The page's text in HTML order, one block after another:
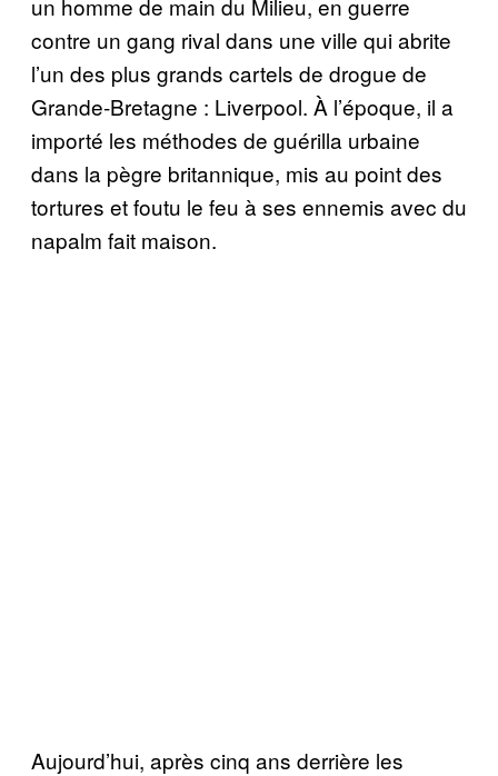
contre un gang rival dans une ville qui abrite
l’un des plus grands cartels de drogue de
Grande-Bretagne : Liverpool. À l’époque, il a
importé les méthodes de guérilla urbaine
dans la pègre britannique, mis au point des
tortures et foutu le feu à ses ennemis avec du
napalm fait maison.
Aujourd’hui, après cinq ans derrière les